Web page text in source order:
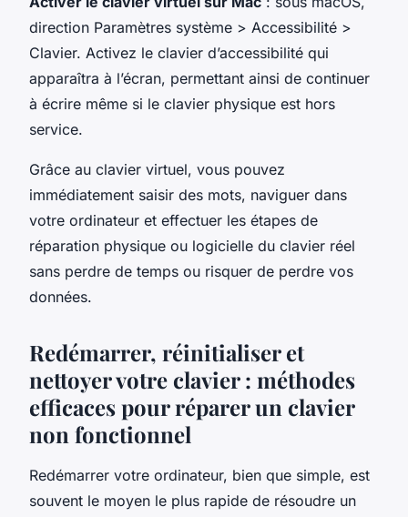
direction Paramètres système > Accessibilité >
Clavier. Activez le clavier d’accessibilité qui
apparaîtra à l’écran, permettant ainsi de continuer
à écrire même si le clavier physique est hors
service.
Grâce au clavier virtuel, vous pouvez
immédiatement saisir des mots, naviguer dans
votre ordinateur et effectuer les étapes de
réparation physique ou logicielle du clavier réel
sans perdre de temps ou risquer de perdre vos
données.
Redémarrer, réinitialiser et
nettoyer votre clavier : méthodes
efficaces pour réparer un clavier
non fonctionnel
Redémarrer votre ordinateur, bien que simple, est
souvent le moyen le plus rapide de résoudre un